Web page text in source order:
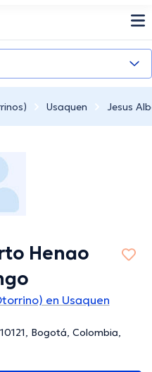
Usaquen Jesus
Henao
en Usaquen
Bogotá, Colombia,